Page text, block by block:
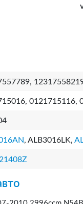
0121715116,
, ALB3016LK,